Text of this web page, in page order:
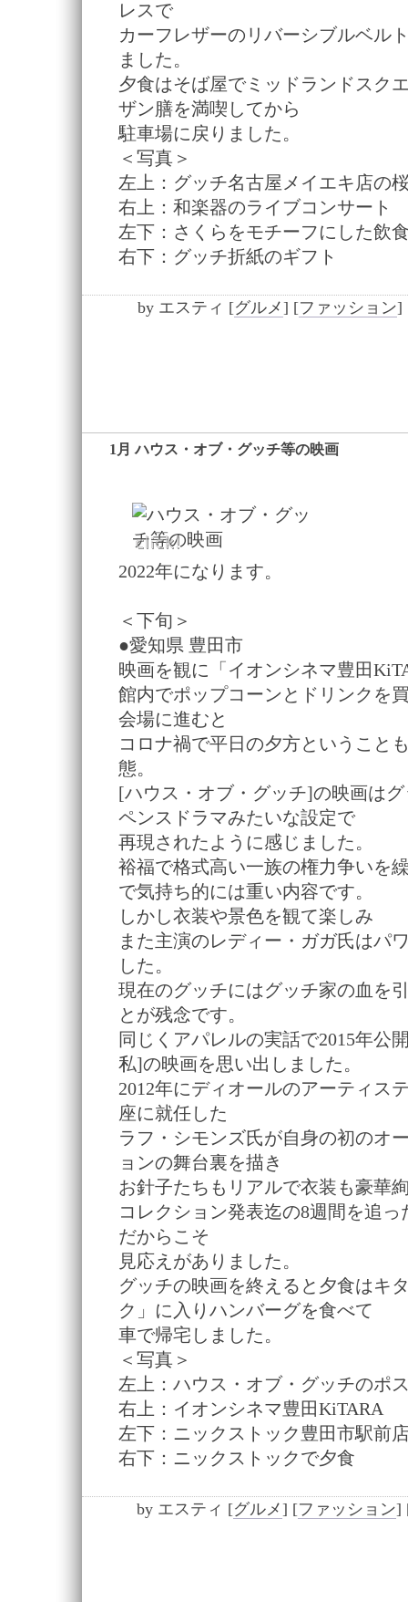
レスで
カーフレザーのリバーシブルベル
ました。
夕食はそば屋でミッドランドスク
ザン膳を満喫してから
駐車場に戻りました。
＜写真＞
左上：グッチ名古屋メイエキ店の
右上：和楽器のライブコンサート
左下：さくらをモチーフにした飲
右下：グッチ折紙のギフト
by エスティ [グルメ] [ファッション]
1月 ハウス・オブ・グッチ等の映画
2022年になります。
＜下旬＞
●愛知県 豊田市
映画を観に「イオンシネマ豊田
館内でポップコーンとドリンクを
会場に進むと
コロナ禍で平日の夕方ということ
態。
[ハウス・オブ・グッチ]の映画は
ペンスドラマみたいな設定で
再現されたように感じました。
裕福で格式高い一族の権力争いを
で気持ち的には重い内容です。
しかし衣装や景色を観て楽しみ
また主演のレディー・ガガ氏はパ
した。
現在のグッチにはグッチ家の血を
とが残念です。
同じくアパレルの実話で2015年公
私]の映画を思い出しました。
2012年にディオールのアーティス
座に就任した
ラフ・シモンズ氏が自身の初のオ
ョンの舞台裏を描き
お針子たちもリアルで衣装も豪華
コレクション発表迄の8週間を追
だからこそ
見応えがありました。
グッチの映画を終えると夕食はキ
ク」に入りハンバーグを食べて
車で帰宅しました。
＜写真＞
左上：ハウス・オブ・グッチのポ
右上：イオンシネマ豊田KiTARA
左下：ニックストック豊田市駅前
右下：ニックストックで夕食
by エスティ [グルメ] [ファッション]